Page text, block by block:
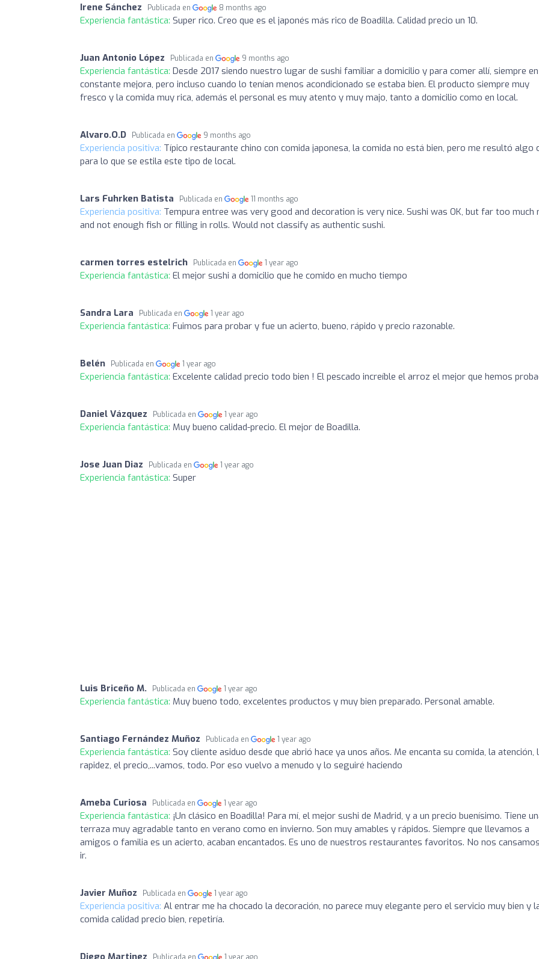
Irene Sánchez Publicada en 8 months ago
Experiencia fantástica: Super rico. Creo que es el japonés más rico de Boadilla. Calidad precio un 10.
Juan Antonio López Publicada en 9 months ago
Experiencia fantástica: Desde 2017 siendo nuestro lugar de sushi familiar a domicilio y para comer allí, siempre en
constante mejora, pero incluso cuando lo tenían menos acondicionado se estaba bien. El producto siempre muy
fresco y la comida muy rica, además el personal es muy atento y muy majo, tanto a domicilio como en local.
Alvaro.O.D Publicada en 9 months ago
Experiencia positiva: Típico restaurante chino con comida japonesa, la comida no está bien, pero me resultó algo
para lo que se estila este tipo de local.
Lars Fuhrken Batista Publicada en 11 months ago
Experiencia positiva: Tempura entree was very good and decoration is very nice. Sushi was OK, but far too much
and not enough fish or filling in rolls. Would not classify as authentic sushi.
carmen torres estelrich Publicada en 1 year ago
Experiencia fantástica: El mejor sushi a domicilio que he comido en mucho tiempo
Sandra Lara Publicada en 1 year ago
Experiencia fantástica: Fuimos para probar y fue un acierto, bueno, rápido y precio razonable.
Belén Publicada en 1 year ago
Experiencia fantástica: Excelente calidad precio todo bien ! El pescado increíble el arroz el mejor que hemos
Daniel Vázquez Publicada en 1 year ago
Experiencia fantástica: Muy bueno calidad-precio. El mejor de Boadilla.
Jose Juan Diaz Publicada en 1 year ago
Experiencia fantástica: Super
Luis Briceño M. Publicada en 1 year ago
Experiencia fantástica: Muy bueno todo, excelentes productos y muy bien preparado. Personal amable.
Santiago Fernández Muñoz Publicada en 1 year ago
Experiencia fantástica: Soy cliente asiduo desde que abrió hace ya unos años. Me encanta su comida, la atención,
rapidez, el precio,...vamos, todo. Por eso vuelvo a menudo y lo seguiré haciendo
Ameba Curiosa Publicada en 1 year ago
Experiencia fantástica: ¡Un clásico en Boadilla! Para mí, el mejor sushi de Madrid, y a un precio buenísimo. Tiene
terraza muy agradable tanto en verano como en invierno. Son muy amables y rápidos. Siempre que llevamos a
amigos o familia es un acierto, acaban encantados. Es uno de nuestros restaurantes favoritos. No nos
ir.
Javier Muñoz Publicada en 1 year ago
Experiencia positiva: Al entrar me ha chocado la decoración, no parece muy elegante pero el servicio muy bien y
comida calidad precio bien, repetiría.
Diego Martinez Publicada en 1 year ago